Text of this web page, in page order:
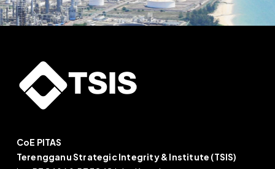
CoE PITAS
Terengganu Strategic Integrity & Institute (TSIS)